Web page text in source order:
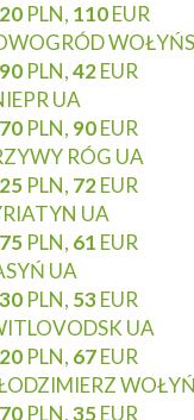
PLN, 110EUR
PLN,42EUR
UA
PLN, 90EUR
RÓG UA
PLN, 72EUR
UA
PLN, 61 EUR
UA
PLN, 53EUR
UA
PLN, 67EUR
PLN,35EUR